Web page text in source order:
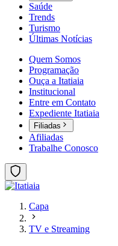
Saúde
Trends
Turismo
Últimas Notícias
Quem Somos
Programação
Ouça a Itatiaia
Institucional
Entre em Contato
Expediente Itatiaia
Filiadas
Afiliadas
Trabalhe Conosco
Capa
TV e Streaming